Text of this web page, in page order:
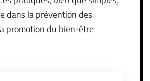
dans la prévention des
promotion du bien-être